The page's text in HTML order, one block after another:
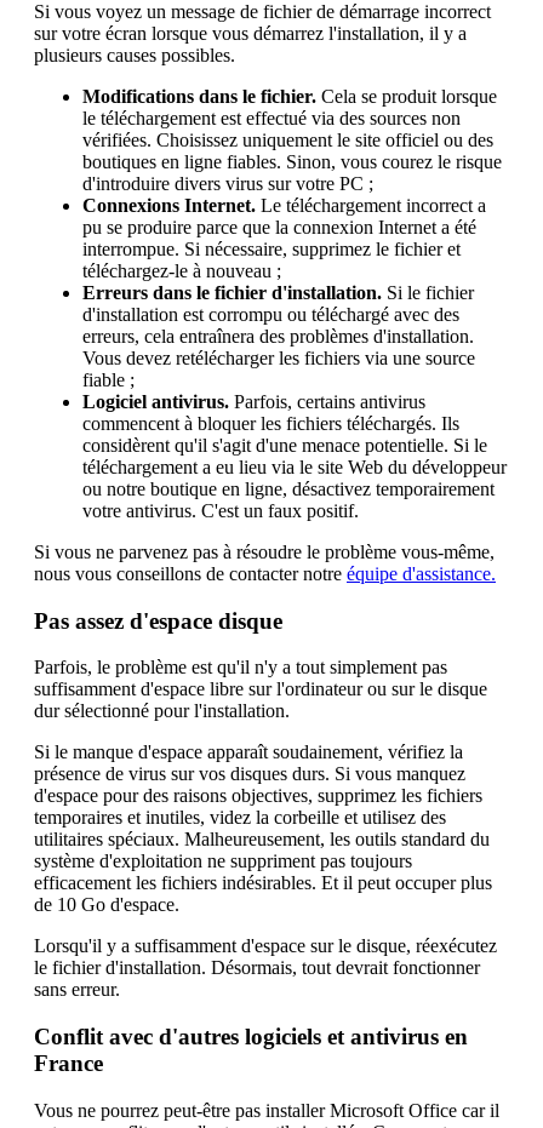
Si vous voyez un message de fichier de démarrage incorrect
sur votre écran lorsque vous démarrez l'installation, il y a
plusieurs causes possibles.
Modifications dans le fichier. Cela se produit lorsque
le téléchargement est effectué via des sources non
vérifiées. Choisissez uniquement le site officiel ou des
boutiques en ligne fiables. Sinon, vous courez le risque
d'introduire divers virus sur votre PC ;
Connexions Internet. Le téléchargement incorrect a
pu se produire parce que la connexion Internet a été
interrompue. Si nécessaire, supprimez le fichier et
téléchargez-le à nouveau ;
Erreurs dans le fichier d'installation. Si le fichier
d'installation est corrompu ou téléchargé avec des
erreurs, cela entraînera des problèmes d'installation.
Vous devez retélécharger les fichiers via une source
fiable ;
Logiciel antivirus. Parfois, certains antivirus
commencent à bloquer les fichiers téléchargés. Ils
considèrent qu'il s'agit d'une menace potentielle. Si le
téléchargement a eu lieu via le site Web du développeur
ou notre boutique en ligne, désactivez temporairement
votre antivirus. C'est un faux positif.
Si vous ne parvenez pas à résoudre le problème vous-même,
nous vous conseillons de contacter notre équipe d'assistance.
Pas assez d'espace disque
Parfois, le problème est qu'il n'y a tout simplement pas
suffisamment d'espace libre sur l'ordinateur ou sur le disque
dur sélectionné pour l'installation.
Si le manque d'espace apparaît soudainement, vérifiez la
présence de virus sur vos disques durs. Si vous manquez
d'espace pour des raisons objectives, supprimez les fichiers
temporaires et inutiles, videz la corbeille et utilisez des
utilitaires spéciaux. Malheureusement, les outils standard du
système d'exploitation ne suppriment pas toujours
efficacement les fichiers indésirables. Et il peut occuper plus
de 10 Go d'espace.
Lorsqu'il y a suffisamment d'espace sur le disque, réexécutez
le fichier d'installation. Désormais, tout devrait fonctionner
sans erreur.
Conflit avec d'autres logiciels et antivirus en
France
Vous ne pourrez peut-être pas installer Microsoft Office car il